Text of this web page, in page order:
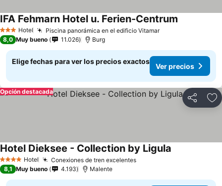
3 Estrellas
Hotel Piscina panorámica en el edificio Vitamar
IFA Fehmarn Hotel u. Ferien-Centrum
8,0 Muy bueno 11.026 Burg
Elige fechas para ver los precios exactos
Ver precios
Compartir
Opción destacada
4 EstrellasHotel Conexiones de tren excelentes
Hotel Dieksee - Collection by Ligula
8,1 Muy bueno 4.193 Malente